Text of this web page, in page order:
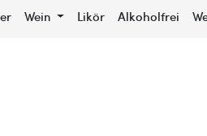
Wein Likör Alkoholfrei